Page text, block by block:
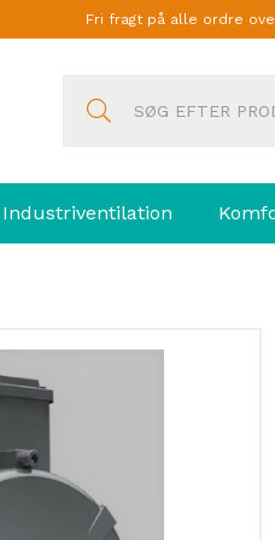
Fri fragt på alle ordre
Industriventilation